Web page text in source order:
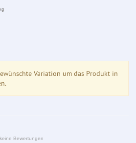
Variation um das Produkt in
Bewertungen